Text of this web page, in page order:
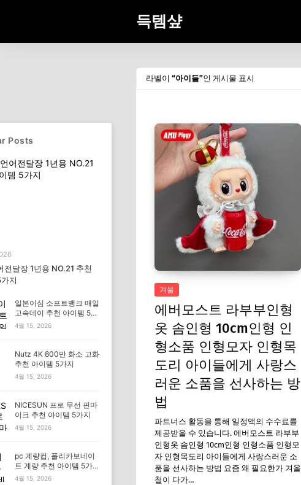
득템샾
라벨이 아이들 인 게시물 표시
겨울
에버모스트 라부부인형
옷 솜인형 10cm인형 인
형소품 인형모자 인형목
도리 아이들에게 사랑스
러운 소품을 선사하는 방
법
파트너스 활동을 통해 일정액의 수수료를
제공받을 수 있습니다. 에버모스트 라부부
인형옷 솜인형 10cm인형 인형소품 인형모
자 인형목도리 아이들에게 사랑스러운 소
품을 선사하는 방법 요즘 왜 필요한가 겨울
철이 다가…
Posts
전달장 1년용 NO.21 추천
지
일본이심 소프트뱅크 매일
고속데이 추천 아이템 5가
지
4월 15, 2026
Nutz 4K 800만 화소 고화
추천 아이템 5가지
4월 15, 2026
NICESUN 프로 무선 핀마
이크 추천 아이템 5가지
4월 15, 2026
pc 계량컵, 폴리카보네이
트 계량 추천 아이템 5가
지
4월 15, 2026